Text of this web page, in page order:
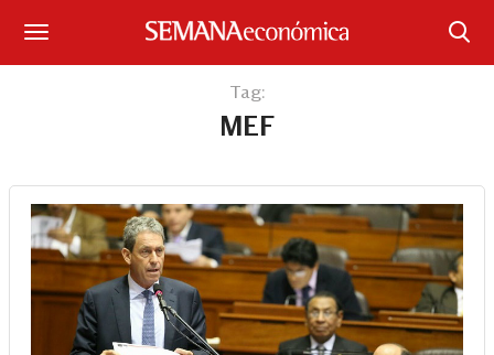
Portada
¿Qué está pasando?
Sectores y Empresas
Management
Tag:
MEF